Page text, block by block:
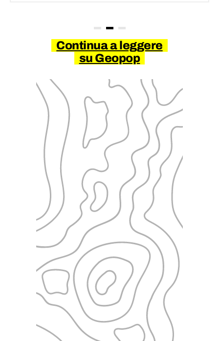
Continua a leggere
su Geopop